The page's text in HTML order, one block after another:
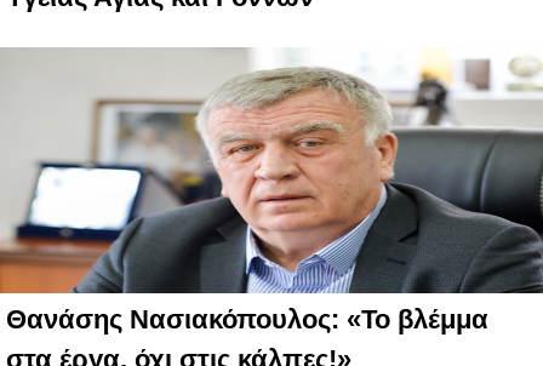
Θανάσης Νασιακόπουλος: «Το βλέμμα
στα έργα, όχι στις κάλπες!»